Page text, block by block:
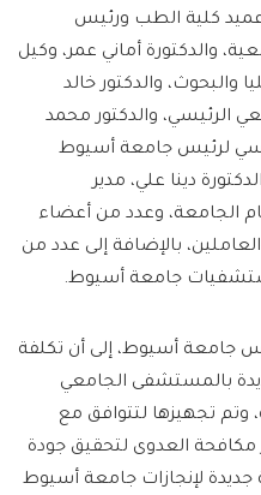
عميد كلية الطب ورئيس
والدكتورة أماني عمر، وكيل
والبحوث، والدكتور خالد
الرئيسي، والدكتور محمد
لرئيس جامعة أسيوط
دينا علي، مدير
الجامعة، وعدد من أعضاء
بالإضافة إلى عدد من
جامعة أسيوط.
جامعة أسيوط، إلى أن تكلفة
بالمستشفى الجامعي
مليون جنيه، وتم تجهيزها لتتوافق مع
مكافحة العدوى لتحقيق جودة
جديدة لإنجازات جامعة أسيوط